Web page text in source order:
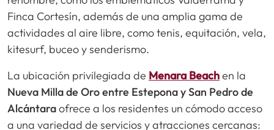
Finca Cortesín, además de una amplia gama de
actividades al aire libre, como tenis, equitación, vela,
kitesurf, buceo y senderismo.
La ubicación privilegiada de Menara Beachen la
Nueva Milla de Oro entre Estepona y San Pedro de
Alcántaraofrece a los residentes un cómodo acceso
a una variedad de servicios y atracciones cercanas: